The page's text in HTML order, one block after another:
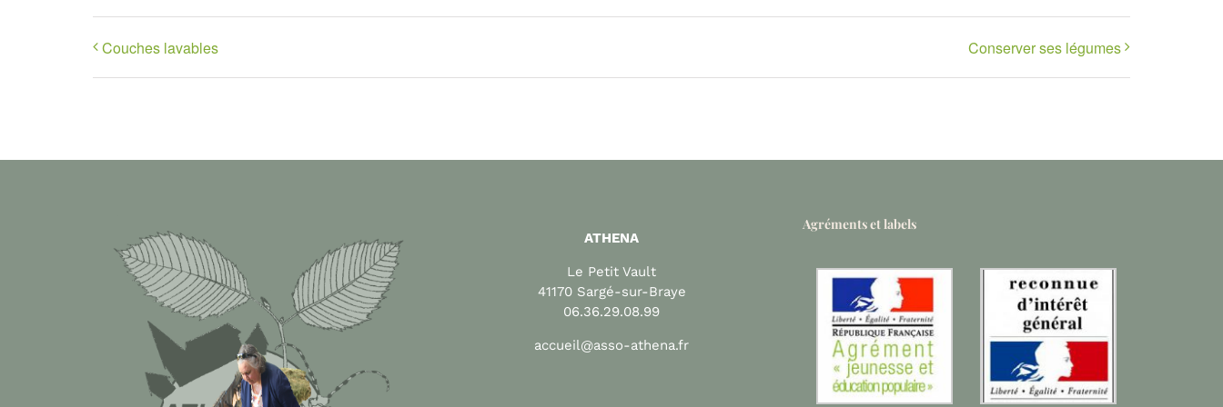
Couches lavables Conserver ses légumes
ATHENA
Le Petit Vault
41170 Sargé-sur-Braye
06.36.29.08.99
accueil@asso-athena.fr
Agréments et labels